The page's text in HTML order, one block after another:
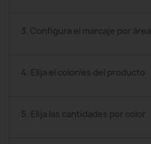
3. Configura el marcaje por área
4. Elija el color/es del producto
5. Elija las cantidades por color